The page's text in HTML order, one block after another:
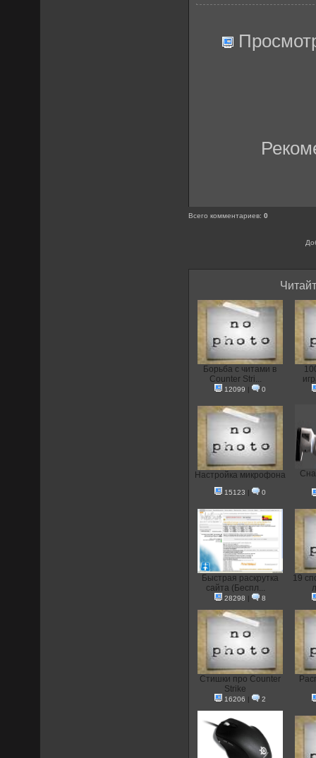
Всего комментариев:0
Борьба с читами в
Counter Stri...
12099 | 0
Настройка микрофона
15123 | 0
Быстрая раскрутка
сайта (Беспл...
28298 | 8
19
Стишки про Counter
Strike
16206 | 2